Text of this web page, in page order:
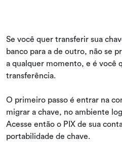
Se você quer transferir sua
banco para a de outro, não se
a qualquer momento, e é você
transferência.
O primeiro passo é entrar na
migrar a chave, no ambiente
Acesse então o PIX de sua
portabilidade de chave.